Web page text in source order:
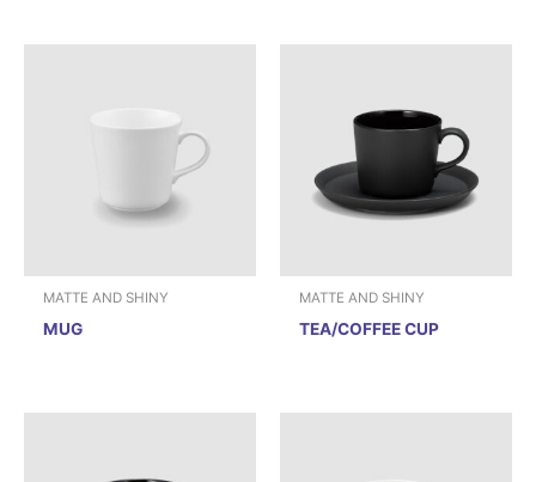
MATTE AND SHINY
MUG
MATTE AND SHINY
TEA/COFFEE CUP